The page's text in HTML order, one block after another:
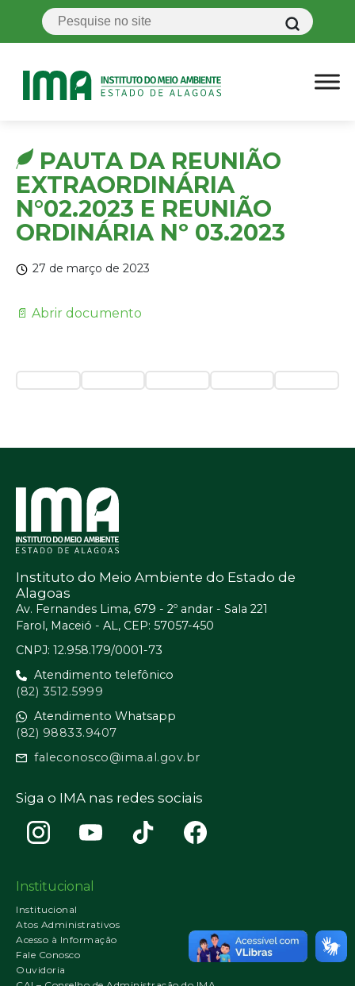
PAUTA DA REUNIÃO
EXTRAORDINÁRIA
N°02.2023 E REUNIÃO
ORDINÁRIA Nº 03.2023
27 de março de 2023
📄 Abrir documento
Instituto do Meio Ambiente do Estado de
Alagoas
Av. Fernandes Lima, 679 - 2º andar - Sala 221
Farol, Maceió - AL, CEP: 57057-450
CNPJ: 12.958.179/0001-73
Atendimento telefônico
(82) 3512.5999
Atendimento Whatsapp
(82) 98833.9407
faleconosco@ima.al.gov.br
Siga o IMA nas redes sociais
Institucional
Institucional
Atos Administrativos
Acesso à Informação
Fale Conosco
Ouvidoria